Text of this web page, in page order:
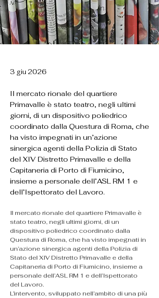
3 giu 2026
Il mercato rionale del quartiere
Primavalle è stato teatro, negli ultimi
giorni, di un dispositivo poliedrico
coordinato dalla Questura di Roma, che
ha visto impegnati in un’azione
sinergica agenti della Polizia di Stato
del XIV Distretto Primavalle e della
Capitaneria di Porto di Fiumicino,
insieme a personale dell’ASL RM 1 e
dell’Ispettorato del Lavoro.
Il mercato rionale del quartiere Primavalle è
stato teatro, negli ultimi giorni, di un
dispositivo poliedrico coordinato dalla
Questura di Roma, che ha visto impegnati in
un’azione sinergica agenti della Polizia di
Stato del XIV Distretto Primavalle e della
Capitaneria di Porto di Fiumicino, insieme a
personale dell’ASL RM 1 e dell’Ispettorato
del Lavoro.
L’intervento, sviluppato nell’ambito di una più